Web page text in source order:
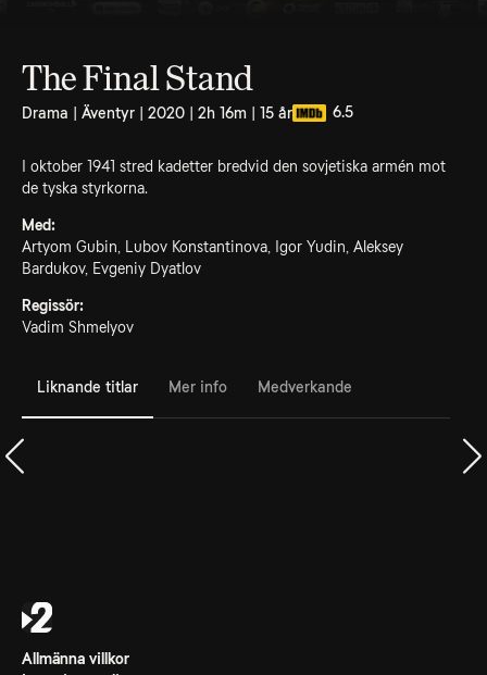
The Final Stand
Drama | Äventyr | 2020 | 2h 16m | 15 år 6.5
I oktober 1941 stred kadetter bredvid den sovjetiska armén mot
de tyska styrkorna.
Med:
Artyom Gubin, Lubov Konstantinova, Igor Yudin, Aleksey
Bardukov, Evgeniy Dyatlov
Regissör:
Vadim Shmelyov
Liknande titlar Mer info Medverkande
Allmänna villkor